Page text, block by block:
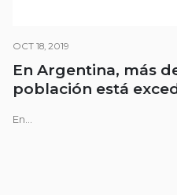
OCT 18, 2019
En Argentina, más
población está
En...